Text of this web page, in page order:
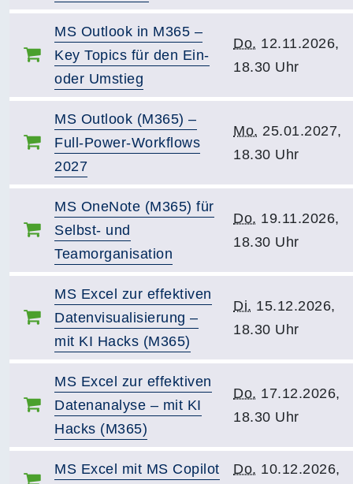
MS Outlook in M365 –
Key Topics für den Ein-
oder Umstieg
Do. 12.11.2026,
18.30 Uhr
MS Outlook (M365) –
Full-Power-Workflows
2027
Mo. 25.01.2027,
18.30 Uhr
MS OneNote (M365) für
Selbst- und
Teamorganisation
Do. 19.11.2026,
18.30 Uhr
MS Excel zur effektiven
Datenvisualisierung –
mit KI Hacks (M365)
Di. 15.12.2026,
18.30 Uhr
MS Excel zur effektiven
Datenanalyse – mit KI
Hacks (M365)
Do. 17.12.2026,
18.30 Uhr
MS Excel mit MS Copilot
Do. 10.12.2026,